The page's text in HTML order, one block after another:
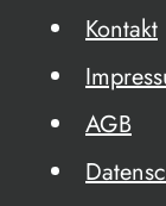
Kontakt
AGB